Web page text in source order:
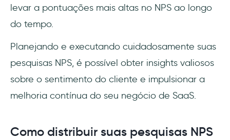
levar a pontuações mais altas no NPS ao longo
do tempo.
Planejando e executando cuidadosamente suas
pesquisas NPS, é possível obter insights valiosos
sobre o sentimento do cliente e impulsionar a
melhoria contínua do seu negócio de SaaS.
Como distribuir suas pesquisas NPS